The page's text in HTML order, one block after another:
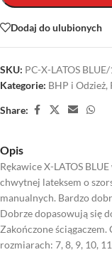
Dodaj do ulubionych
SKU: PC-X-LATOS
Kategorie: BHP i Odzież,
Share:
Opis
Rękawice X-LATOS
chwytnej lateksem o
manualnych. Bardzo
Dobrze dopasowują się
Zakończone
rozmiarach: 7, 8, 9, 10,